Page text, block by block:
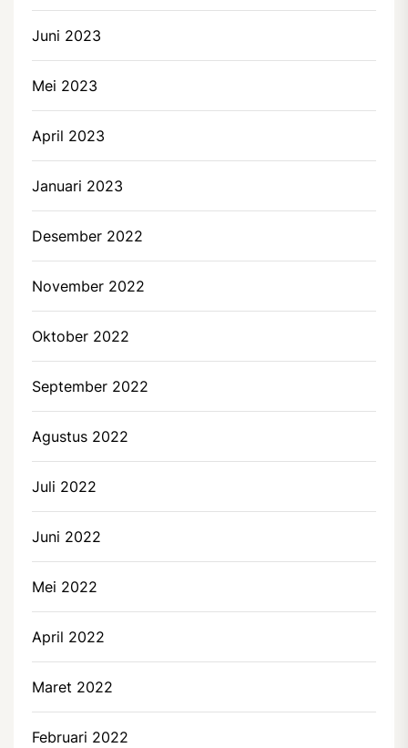
Juni 2023
Mei 2023
April 2023
Januari 2023
Desember 2022
November 2022
Oktober 2022
September 2022
Agustus 2022
Juli 2022
Juni 2022
Mei 2022
April 2022
Maret 2022
Februari 2022